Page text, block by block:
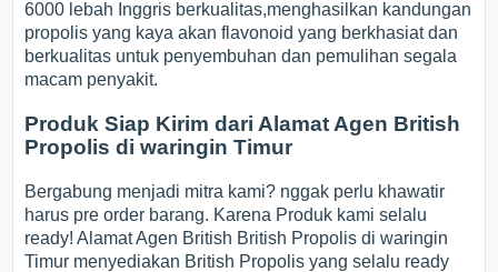
6000 lebah Inggris berkualitas,menghasilkan kandungan
propolis yang kaya akan flavonoid yang berkhasiat dan
berkualitas untuk penyembuhan dan pemulihan segala
macam penyakit.
Produk Siap Kirim dari Alamat Agen British
Propolis di waringin Timur
Bergabung menjadi mitra kami? nggak perlu khawatir
harus pre order barang. Karena Produk kami selalu
ready! Alamat Agen British British Propolis di waringin
Timur menyediakan British Propolis yang selalu ready